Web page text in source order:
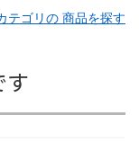
テゴリの 商品を探す
す